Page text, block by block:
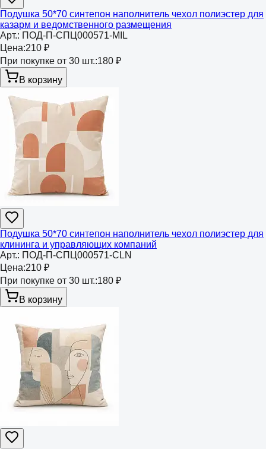
Подушка 50*70 синтепон наполнитель чехол полиэстер для
казарм и ведомственного размещения
Арт.: ПОД-П-СПЦ000571-MIL
Цена:210 ₽
При покупке от 30 шт.:180 ₽
В корзину
Подушка 50*70 синтепон наполнитель чехол полиэстер для
клининга и управляющих компаний
Арт.: ПОД-П-СПЦ000571-CLN
Цена:210 ₽
При покупке от 30 шт.:180 ₽
В корзину